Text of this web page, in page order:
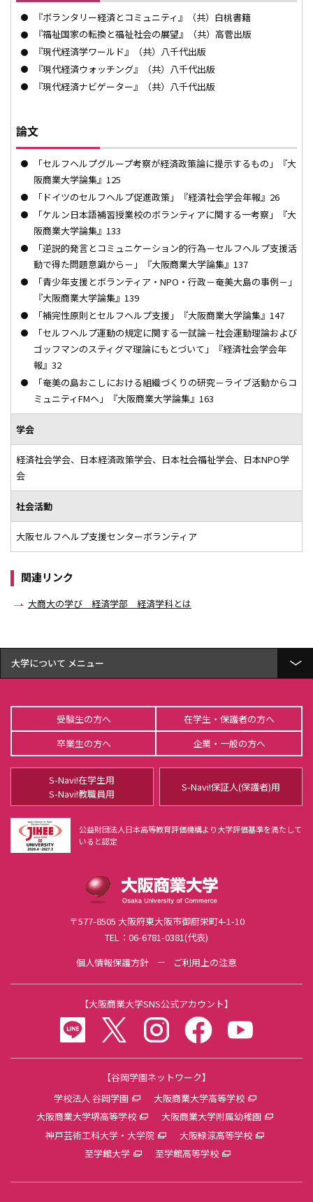
『ボランタリー経済とコミュニティ』（共）白桃書籍
『福祉国家の転換と福祉社会の展望』（共）高菅出版
『現代経済学ワールド』（共）八千代出版
『現代経済ウォッチング』（共）八千代出版
『現代経済ナビゲーター』（共）八千代出版
論文
「セルフヘルプグループ考察が経済政策論に提示するもの」『大
阪商業大学論集』125
「ドイツのセルフヘルプ促進政策」『経済社会学会年報』26
「ケルン日本語補習授業校のボランティアに関する一考察」『大
阪商業大学論集』133
「逆説的発言とコミュニケーション的行為－セルフヘルプ支援活
動で得た問題意識から－」『大阪商業大学論集』137
「青少年支援とボランティア・NPO・行政－奄美大島の事例－」
『大阪商業大学論集』139
「補完性原則とセルフヘルプ支援」『大阪商業大学論集』147
「セルフヘルプ運動の規定に関する一試論－社会運動理論および
ゴッフマンのスティグマ理論にもとづいて」『経済社会学会年
報』32
「奄美の島おこしにおける組織づくりの研究－ライブ活動からコ
ミュニティFMヘ」『大阪商業大学論集』163
学会
経済社会学会、日本経済政策学会、日本社会福祉学会、日本NPO学
会
社会活動
大阪セルフヘルプ支援センターボランティア
関連リンク
大商大の学び 経済学部 経済学科とは
大学について
教育研究活動
教員紹介
経済学部 経済学科
総合経営学部 商学科
公共学部 公共学科
不正防止・研究倫理に対する取り組み
利益相反ポリシー・マネジメント
〒577-8505 大阪府東大阪市御厨栄町4-1-10
TEL：06-6781-0381(代表)
個人情報保護方針
ご利用上の注意
【 大阪商業大学SNS公式アカウント】
LINE
twitter instagram facebook
【谷岡学園ネットワーク】
学校法人 谷岡学園
大阪商業大学高等学校
大阪商業大学堺高等学校
大阪商業大学附属幼稚園
神戸芸術工科大学・大学院
大阪緑涼高等学校
至学館大学
至学館高等学校
受験生の方へ
在学生・保護者の方へ
卒業生の方へ
企業・一般の方へ
S-Navi!在学生用
S-Navi!教職員用
S-Navi!保証人(保護者)用
公益財団法人日本高等教育評価機構より大学評価基準を満たして
いると認定